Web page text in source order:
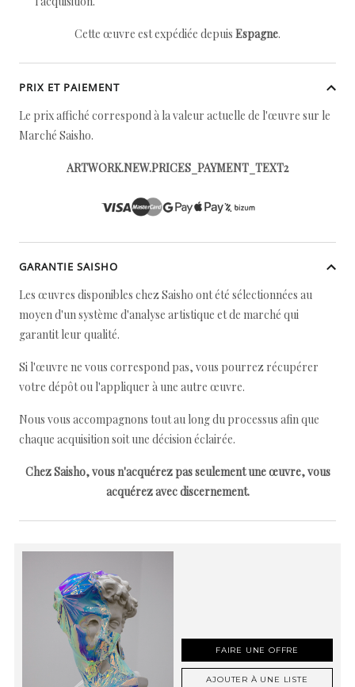
Cette œuvre est expédiée depuis Espagne.
PRIX ET PAIEMENT
Le prix affiché correspond à la valeur actuelle de l'œuvre sur le
Marché Saisho.
ARTWORK.NEW.PRICES_PAYMENT_TEXT2
GARANTIE SAISHO
Les œuvres disponibles chez Saisho ont été sélectionnées au
moyen d'un système d'analyse artistique et de marché qui
garantit leur qualité.
Si l'œuvre ne vous correspond pas, vous pourrez récupérer
votre dépôt ou l'appliquer à une autre œuvre.
Nous vous accompagnons tout au long du processus afin que
chaque acquisition soit une décision éclairée.
Chez Saisho, vous n'acquérez pas seulement une œuvre, vous
acquérez avec discernement.
FAIRE UNE OFFRE
AJOUTER À UNE LISTE